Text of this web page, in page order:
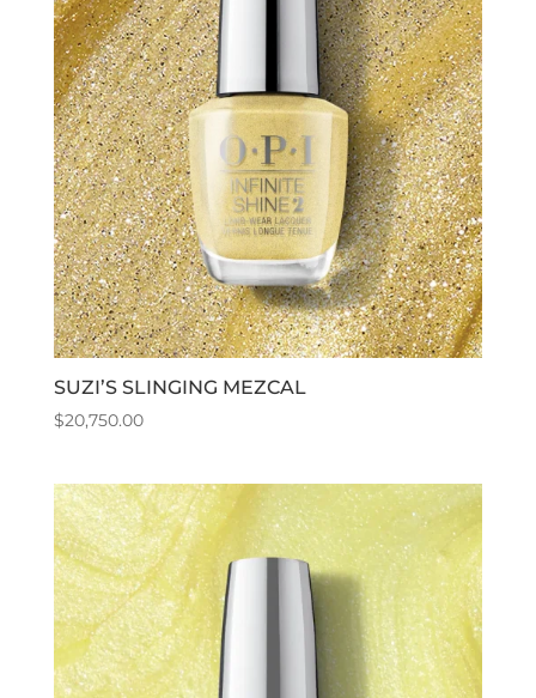
SUZI’S SLINGING MEZCAL
$20,750.00